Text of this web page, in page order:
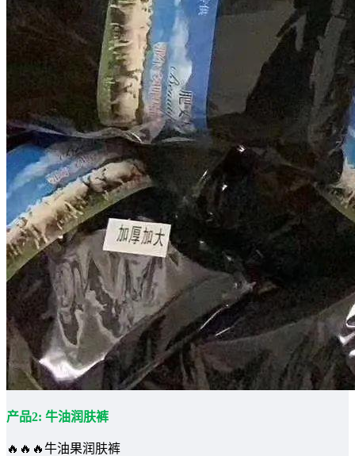
产品2: 牛油润肤裤
🔥🔥🔥牛油果润肤裤